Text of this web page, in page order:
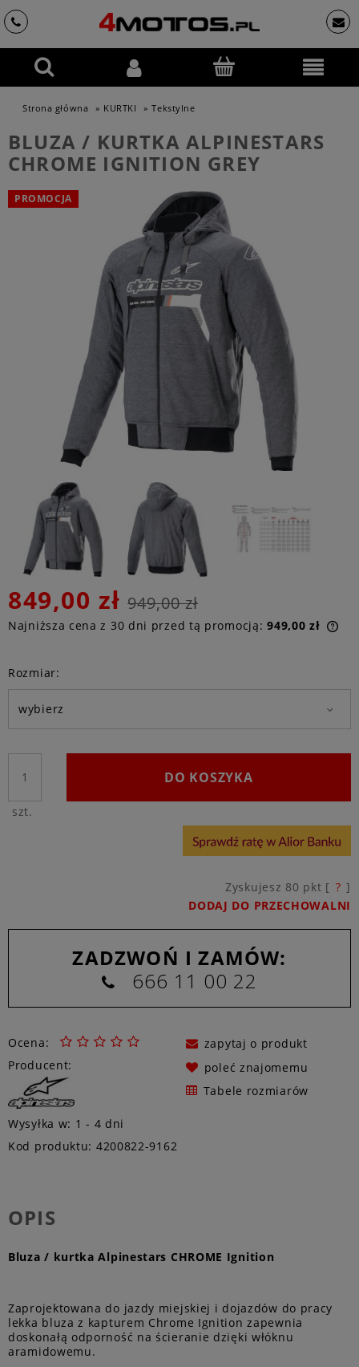
Strona główna » KURTKI » Tekstylne
BLUZA / KURTKA ALPINESTARS
CHROME IGNITION GREY
PROMOCJA
849,00 zł 949,00 zł
Najniższa cena z 30 dni przed tą promocją:949,00 zł
Rozmiar:
szt.
DO KOSZYKA
Zyskujesz 80 pkt [ ? ]
DODAJ DO PRZECHOWALNI
ZADZWOŃ I ZAMÓW:
666 11 00 22
Ocena:
Producent:
Wysyłka w: 1 - 4 dni
zapytaj o produkt
poleć znajomemu
Tabele rozmiarów
Kod produktu: 4200822-9162
OPIS
Bluza / kurtka Alpinestars CHROME Ignition
Zaprojektowana do jazdy miejskiej i dojazdów do pracy
lekka bluza z kapturem Chrome Ignition zapewnia
doskonałą odporność na ścieranie dzięki włóknu
aramidowemu.